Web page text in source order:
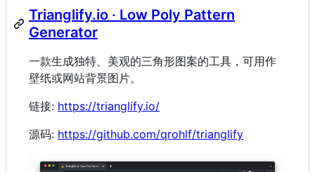
Trianglify.io · Low Poly Pattern
Generator
一款生成独特、美观的三角形图案的工具，可用作
壁纸或网站背景图片。
链接: https://trianglify.io/
源码: https://github.com/qrohlf/trianglify